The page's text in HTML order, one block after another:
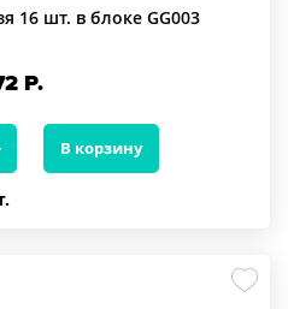
16 шт. в блоке GG003
Р.
В корзину